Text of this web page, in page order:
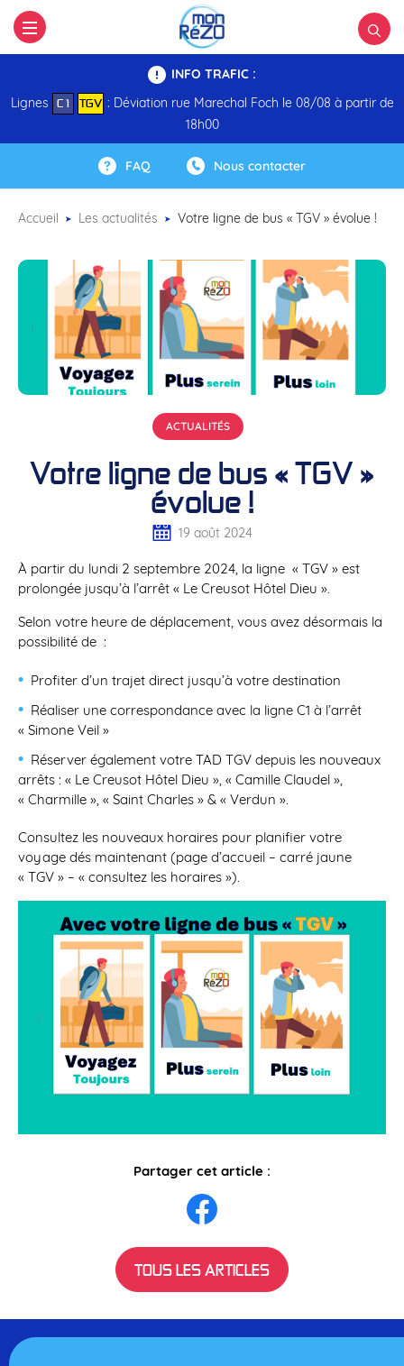
INFO TRAFIC :
Lignes
C 1 TGV : Déviation rue Marechal Foch le 08/08 à partir de
18h00
FAQ Nous contacter
Accueil Les actualités Votre ligne de bus « TGV » évolue !
ACTUALITÉS
Votre ligne de bus « TGV »
évolue !
19 août 2024
À partir du lundi 2 septembre 2024, la ligne « TGV » est
prolongée jusqu’à l’arrêt « Le Creusot Hôtel Dieu ».
Selon votre heure de déplacement, vous avez désormais la
possibilité de :
Profiter d’un trajet direct jusqu’à votre destination
Réaliser une correspondance avec la ligne C1 à l’arrêt
« Simone Veil »
Réserver également votre TAD TGV depuis les nouveaux
arrêts : « Le Creusot Hôtel Dieu », « Camille Claudel »,
« Charmille », « Saint Charles » & « Verdun ».
Consultez les nouveaux horaires pour planifier votre
voyage dés maintenant (page d’accueil – carré jaune
« TGV » – « consultez les horaires »).
Partager cet article :
TOUS LES ARTICLES